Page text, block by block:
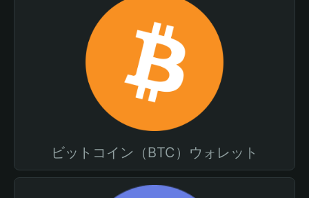
ビットコイン（BTC）ウォレット